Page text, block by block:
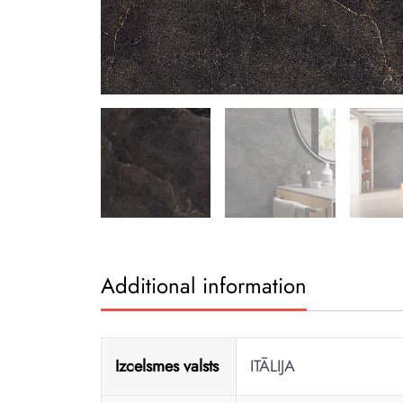
Additional information
Izcelsmes valsts ITĀLIJA